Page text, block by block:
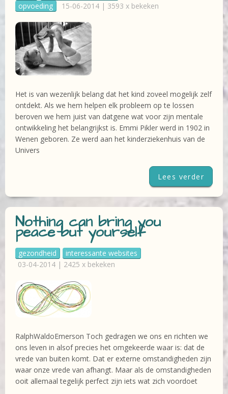
opvoeding
15-06-2014 | 3593 x bekeken
Het is van wezenlijk belang dat het kind zoveel mogelijk zelf
ontdekt. Als we hem helpen elk probleem op te lossen
beroven we hem juist van datgene wat voor zijn mentale
ontwikkeling het belangrijkst is. Emmi Pikler werd in 1902 in
Wenen geboren. Ze werd aan het kinderziekenhuis van de
Univers
Lees verder
Nothing can bring you
peace but yourself
gezondheid
interessante websites
03-04-2014 | 2425 x bekeken
RalphWaldoEmerson Toch gedragen we ons en richten we
ons leven in alsof precies het omgekeerde waar is: dat de
vrede van buiten komt. Dat er externe omstandigheden zijn
waar onze vrede van afhangt. Maar als de omstandigheden
ooit allemaal tegelijk perfect zijn iets wat zich voordoet